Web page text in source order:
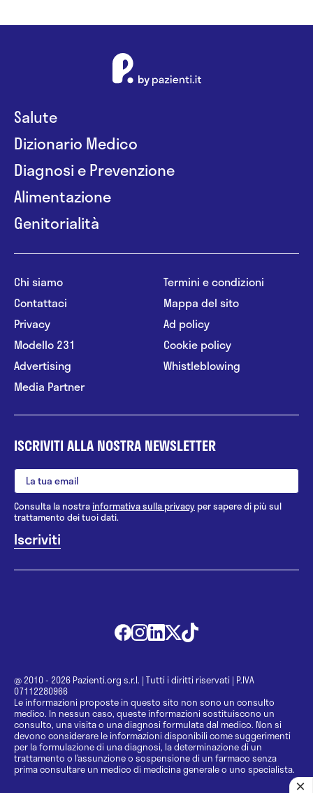
Salute
Dizionario Medico
Diagnosi e Prevenzione
Alimentazione
Genitorialità
Chi siamo
Contattaci
Privacy
Modello 231
Advertising
Media Partner
Termini e condizioni
Mappa del sito
Ad policy
Cookie policy
Whistleblowing
ISCRIVITI ALLA NOSTRA NEWSLETTER
Consulta la nostrainformativa sulla privacy per sapere di più sul
trattamento dei tuoi dati.
@ 2010 - 2026 Pazienti.org s.r.l. | Tutti i diritti riservati | P.IVA
07112280966
Le informazioni proposte in questo sito non sono un consulto
medico. In nessun caso, queste informazioni sostituiscono un
consulto, una visita o una diagnosi formulata dal medico. Non si
devono considerare le informazioni disponibili come suggerimenti
per la formulazione di una diagnosi, la determinazione di un
trattamento o l’assunzione o sospensione di un farmaco senza
prima consultare un medico di medicina generale o uno specialista.